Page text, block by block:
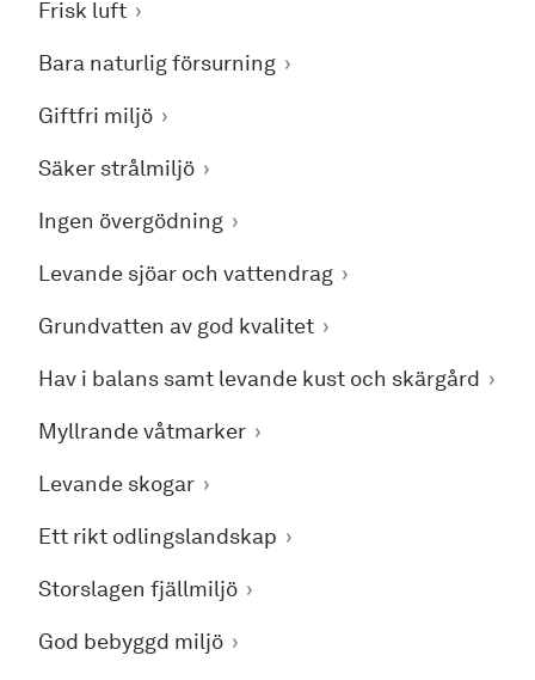
Frisk luft
Bara naturlig försurning
Giftfri miljö
Säker strålmiljö
Ingen övergödning
Levande sjöar och vattendrag
Grundvatten av god kvalitet
Hav i balans samt levande kust och skärgård
Myllrande våtmarker
Levande skogar
Ett rikt odlingslandskap
Storslagen fjällmiljö
God bebyggd miljö